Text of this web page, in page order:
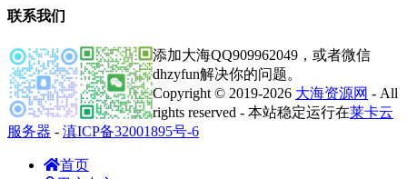
联系我们
添加大海QQ909962049，或者微信
dhzyfun解决你的问题。
Copyright © 2019-2026 大海资源网 - All
rights reserved - 本站稳定运行在莱卡云
服务器 - 滇ICP备32001895号-6
首页